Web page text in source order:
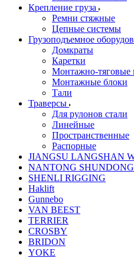
Крепление груза
Ремни стяжные
Цепные системы
Грузоподъемное
Домкраты
Каретки
Монтажно-тяговые
Монтажные блоки
Тали
Траверсы
Для рулонов стали
Линейные
Пространственные
Распорные
JIANGSU LANGSHAN
NANTONG
SHENLI RIGGING
Haklift
Gunnebo
VAN BEEST
TERRIER
CROSBY
BRIDON
YOKE